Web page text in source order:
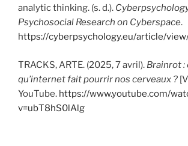
analytic thinking. (s. d.).
Psychosocial Research on Cyberspace.
https://cyberpsychology.eu/article/
TRACKS, ARTE. (2025, 7 avril). Brainrot
qu’internet fait pourrir nos cerveaux ?
YouTube. https://www.youtube.com/
v=ubT8hS0lAlg